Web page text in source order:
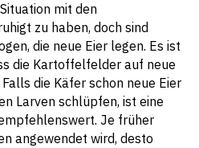
mit den
zu haben, doch sind
die neue Eier legen. Es ist
die Kartoffelfelder auf neue
die Käfer schon neue Eier
Larven schlüpfen, ist eine
Je früher
angewendet wird, desto